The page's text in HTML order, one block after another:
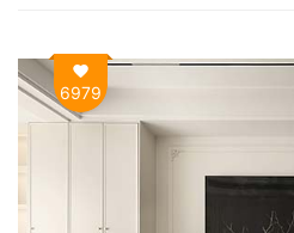
6979